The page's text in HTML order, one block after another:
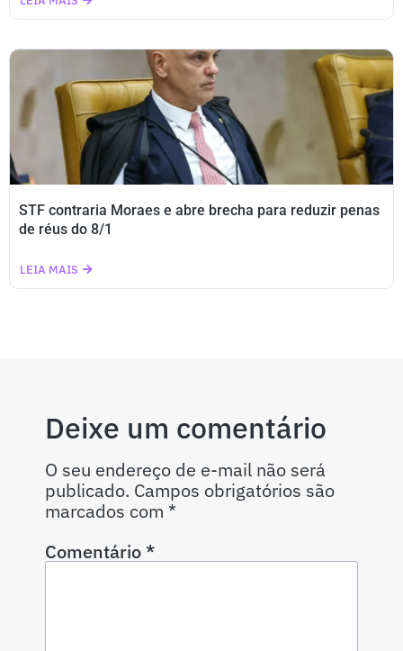
STF contraria Moraes e abre brecha para reduzir penas
de réus do 8/1
LEIA MAIS
Deixe um comentário
O seu endereço de e-mail não será
publicado. Campos obrigatórios são
marcados com *
Comentário*